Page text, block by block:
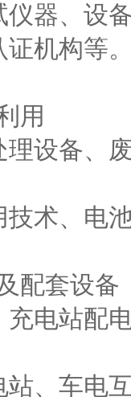
器、设
证机构等
用
设备、
术、电
配套设备
电站配
、车电